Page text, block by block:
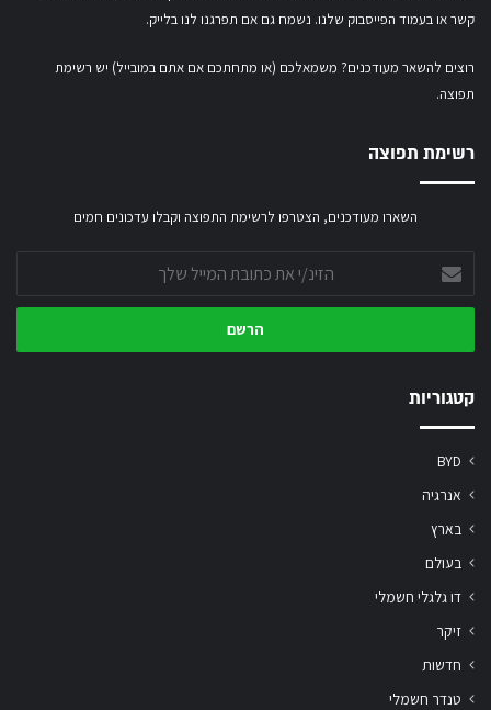
קשראובעמוד הפייסבוק שלנו. נשמח גם אם תפרגנו לנו בלייק.
רוצים להשאר מעודכנים? משמאלכם (או מתחתכם אם אתם במובייל) יש רשימת
תפוצה.
רשימת תפוצה
השארו מעודכנים, הצטרפו לרשימת התפוצה וקבלו עדכונים חמים
את
כתובת
שלך
קטגוריות
BYD
אנרגיה
בארץ
בעולם
דו גלגלי חשמלי
זיקר
חדשות
טנדר חשמלי